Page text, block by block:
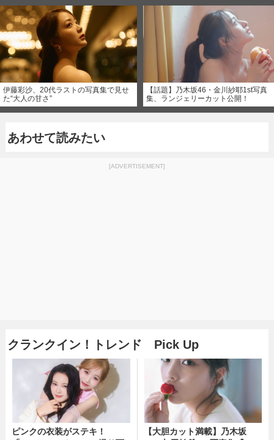
伊藤彩沙、20代ラストの写真集で見せ
た“大人の甘さ”
【話題】乃木坂46・金川紗耶1st写真
集、ランジェリーカット公開！
あわせて読みたい
[ADVERTISEMENT]
クランクイン！トレンド Pick Up
ピンクの衣装がステキ！
【大胆カット満載】乃木坂